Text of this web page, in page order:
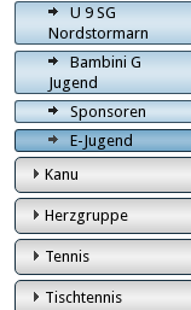
U 9 SG
Nordstormarn
Bambini G
Jugend
Sponsoren
E-Jugend
Kanu
Herzgruppe
Tennis
Tischtennis